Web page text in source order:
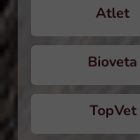
Atlet
Bioveta
TopVet